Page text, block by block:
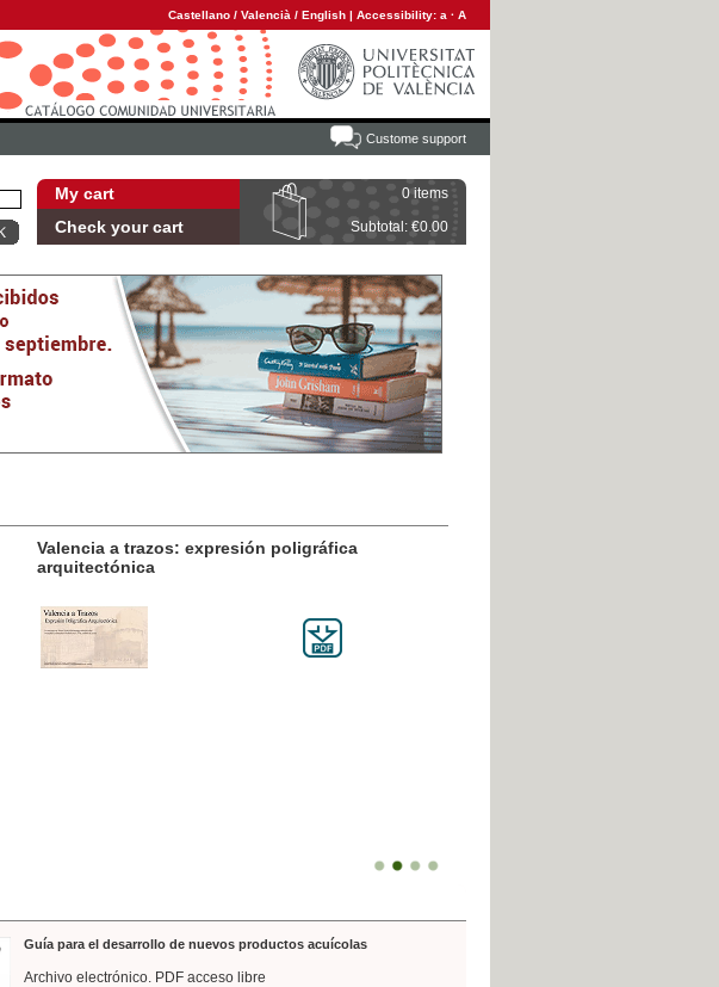
Castellano / Valencià / English | Accessibility: a · A
Custome support
My cart 0 items
Check your cart Subtotal: €0.00
Valencia a trazos: expresión poligráfica
arquitectónica
Guía para el desarrollo de nuevos productos acuícolas
Archivo electrónico. PDF acceso libre